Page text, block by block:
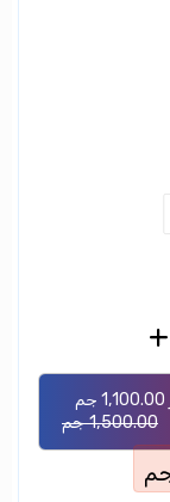
1,100.00 جم
1,500.00 جم